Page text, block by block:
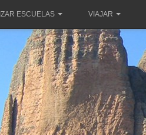
ESCUELAS VIAJAR